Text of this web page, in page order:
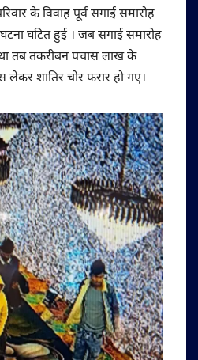
के विवाह पूर्व सगाई समारोह
घटित हुई । जब सगाई समारोह
तब तकरीबन पचास लाख के
शातिर चोर फरार हो गए।